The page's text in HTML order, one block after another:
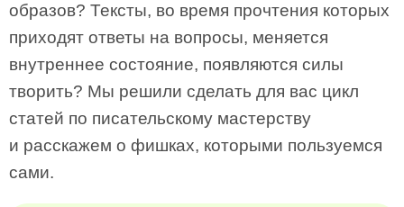
образов? Тексты, во время прочтения которых
приходят ответы на вопросы, меняется
внутреннее состояние, появляются силы
творить? Мы решили сделать для вас цикл
статей по писательскому мастерству
и расскажем о фишках, которыми пользуемся
сами.